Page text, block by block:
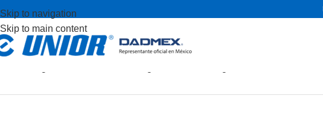
Skip to navigation
Skip to main content